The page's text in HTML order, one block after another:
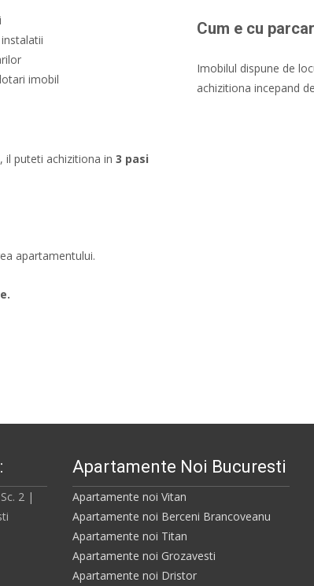
imobil
puteti achizitiona in 3 pasi
apartamentului.
Cum e cu
Imobilul dispune de
achizitiona incepand
2 |
Apartamente Noi Bucuresti
Apartamente noi Vitan
Apartamente noi Berceni Brancoveanu
Apartamente noi Titan
Apartamente noi Grozavesti
Apartamente noi Dristor